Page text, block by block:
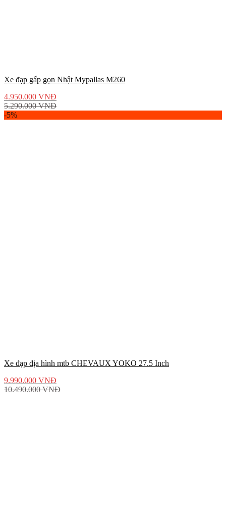
Xe đạp gấp gọn Nhật Mypallas M260
4.950.000 VNĐ
5.290.000VNĐ
-5%
Xe đạp địa hình mtb CHEVAUX YOKO 27.5 Inch
9.990.000 VNĐ
10.490.000VNĐ